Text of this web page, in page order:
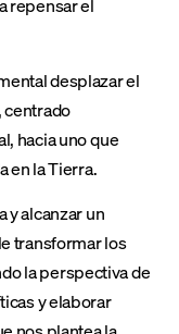
repensar el
desplazar el
centrado
hacia uno que
en la Tierra.
y alcanzar un
transformar los
la perspectiva de
y elaborar